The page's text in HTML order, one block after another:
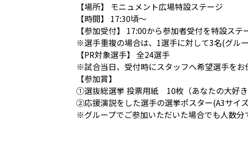
【場所】 モニュメント広場特設ステージ
【時間】 17:30頃～
【参加受付】 17:00から参加者受付を特設ステ
※選手重複の場合は、1選手に対して3名(グル
【PR対象選手】 全24選手
※試合当日、受付時にスタッフへ希望選手をお
【参加賞】
①選抜総選挙 投票用紙 10枚（あなたの大好き
②応援演説をした選手の選挙ポスター(A3サ
※グループでご参加いただいた場合でも人数分